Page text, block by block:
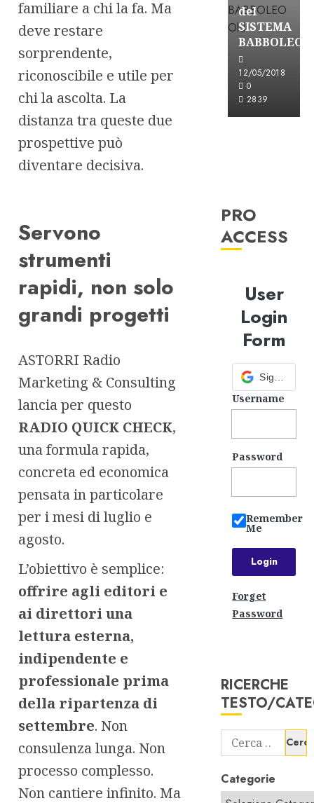
familiare a chi la fa. Ma
deve restare
sorprendente,
riconoscibile e utile per
chi la ascolta. La
distanza tra queste due
prospettive può
diventare decisiva.
Servono
strumenti
rapidi, non solo
grandi progetti
ASTORRI Radio
Marketing & Consulting
lancia per questo
RADIO QUICK CHECK,
una formula rapida,
concreta ed economica
pensata in particolare
per i mesi di luglio e
agosto.
L’obiettivo è semplice:
offrire agli editori e
ai direttori una
lettura esterna,
indipendente e
professionale prima
della ripartenza di
settembre. Non
consulenza lunga. Non
processo complesso.
Non cantiere infinito. Ma
del
SISTEMA
BABBOLEO
12/05/2018
0
2839
PRO
ACCESS
User
Login
Form
Username
Password
Remember
Me
Forget
Password
RICERCHE
TESTO/
Ricerca
per:
Categorie